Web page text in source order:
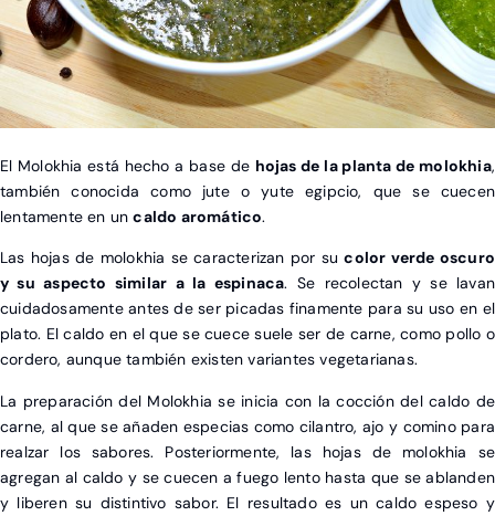
El Molokhia está hecho a base de hojas de la planta de molokhia,
también conocida como jute o yute egipcio, que se cuecen
lentamente en uncaldo aromático.
Las hojas de molokhia se caracterizan por sucolor verde oscuro
y su aspecto similar a la espinaca. Se recolectan y se lavan
cuidadosamente antes de ser picadas finamente para su uso en el
plato. El caldo en el que se cuece suele ser de carne, como pollo o
cordero, aunque también existen variantes vegetarianas.
La preparación del Molokhia se inicia con la cocción del caldo de
carne, al que se añaden especias como cilantro, ajo y comino para
realzar los sabores. Posteriormente, las hojas de molokhia se
agregan al caldo y se cuecen a fuego lento hasta que se ablanden
y liberen su distintivo sabor. El resultado es un caldo espeso y